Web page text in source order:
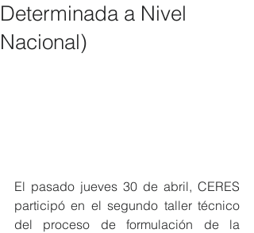
Determinada a Nivel
Nacional)
El pasado jueves 30 de abril, CERES
participó en el segundo taller técnico
del proceso de formulación de la